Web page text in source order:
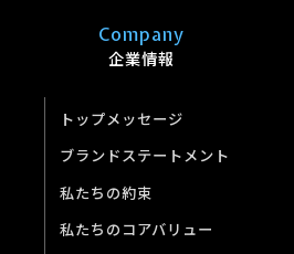
Company
企業情報
トップメッセージ
ブランドステートメント
私たちの約束
私たちのコアバリュー